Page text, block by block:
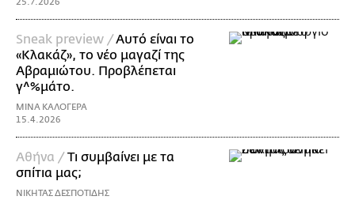
25.7.2026
Sneak preview /Aυτό είναι το
«Κλακάζ», το νέο μαγαζί της
Αβραμιώτου. Προβλέπεται
γ^%μάτο.
ΜΙΝΑ ΚΑΛΟΓΕΡΑ
15.4.2026
Aθήνα / Τι συμβαίνει με τα
σπίτια μας;
ΝΙΚΗΤΑΣ ΔΕΣΠΟΤΙΔΗΣ